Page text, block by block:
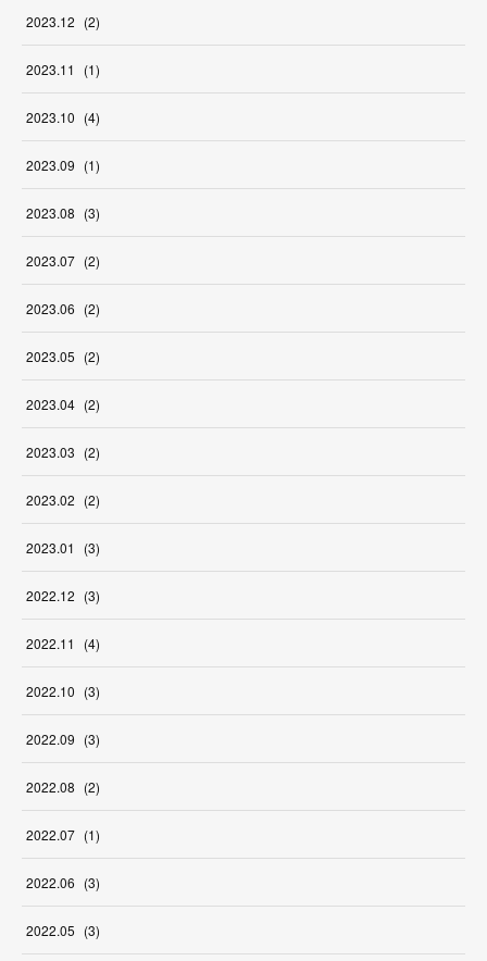
2023.12 (2)
2023.11 (1)
2023.10 (4)
2023.09 (1)
2023.08 (3)
2023.07 (2)
2023.06 (2)
2023.05 (2)
2023.04 (2)
2023.03 (2)
2023.02 (2)
2023.01 (3)
2022.12 (3)
2022.11 (4)
2022.10 (3)
2022.09 (3)
2022.08 (2)
2022.07 (1)
2022.06 (3)
2022.05 (3)